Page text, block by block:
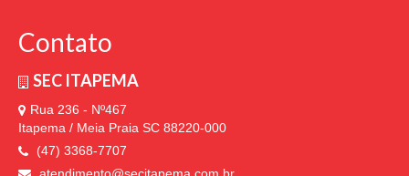
Contato
SEC ITAPEMA
Rua 236 - Nº467
Itapema / Meia Praia SC 88220-000
(47) 3368-7707